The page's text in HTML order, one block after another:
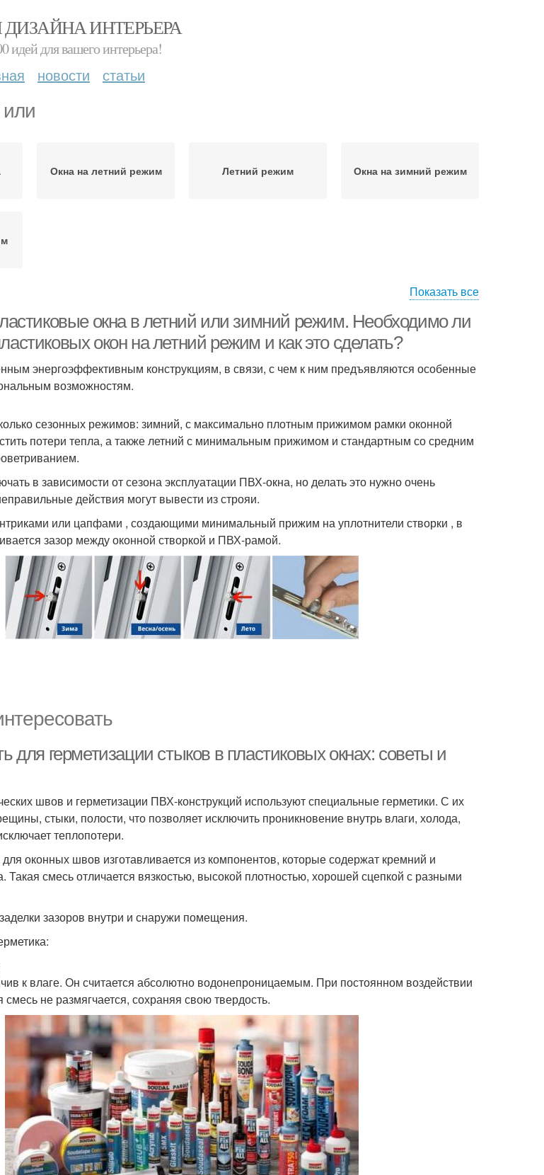
ИНТЕРЬЕРА
идей для вашего интерьера!
новости статьи
Окна на летний режим Летний режим Окна на зимний режим
Показать все
окна в летний или зимний режим. Необходимо ли
окон на летний режим и как это сделать?
энергоэффективным конструкциям, в связи, с чем к ним предъявляются особенные
возможностям.
сезонных режимов: зимний, с максимально плотным прижимом рамки оконной
потери тепла, а также летний с минимальным прижимом и стандартным со средним
в зависимости от сезона эксплуатации ПВХ-окна, но делать это нужно очень
действия могут вывести из строяи.
или цапфами , создающими минимальный прижим на уплотнители створки , в
зазор между оконной створкой и ПВХ-рамой.
для герметизации стыков в пластиковых окнах: советы и
швов и герметизации ПВХ-конструкций используют специальные герметики. С их
стыки, полости, что позволяет исключить проникновение внутрь влаги, холода,
теплопотери.
оконных швов изготавливается из компонентов, которые содержат кремний и
Такая смесь отличается вязкостью, высокой плотностью, хорошей сцепкой с разными
зазоров внутри и снаружи помещения.
к влаге. Он считается абсолютно водонепроницаемым. При постоянном воздействии
не размягчается, сохраняя свою твердость.